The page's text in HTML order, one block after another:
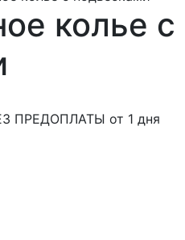
колье с
ПРЕДОПЛАТЫ от 1 дня